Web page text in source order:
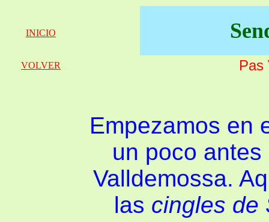
INICIO
VOLVER Pas
Empezamos en
un poco
Valldemossa.
las cingles de